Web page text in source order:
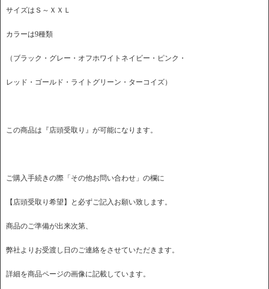
サイズはＳ～ＸＸＬ
カラーは9種類
（ブラック・グレー・オフホワイトネイビー・ピンク・
レッド・ゴールド・ライトグリーン・ターコイズ）
この商品は『店頭受取り』が可能になります。
ご購入手続きの際「その他お問い合わせ」の欄に
【店頭受取り希望】と必ずご記入お願い致します。
商品のご準備が出来次第、
弊社よりお受渡し日のご連絡をさせていただきます。
詳細を商品ページの画像に記載しています。